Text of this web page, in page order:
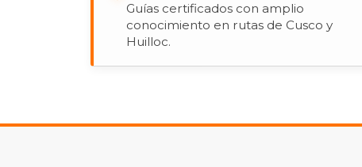
Guías certificados con amplio
conocimiento en rutas de Cusco y
Huilloc.